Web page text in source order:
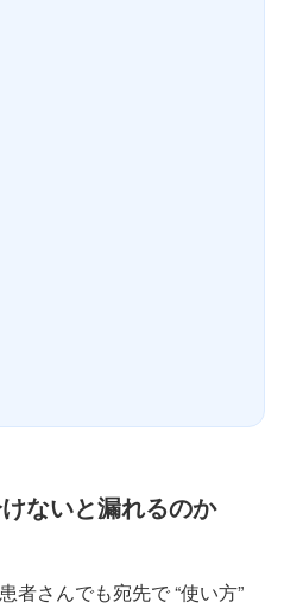
ないと漏れるのか
者さんでも宛先で “使い方”